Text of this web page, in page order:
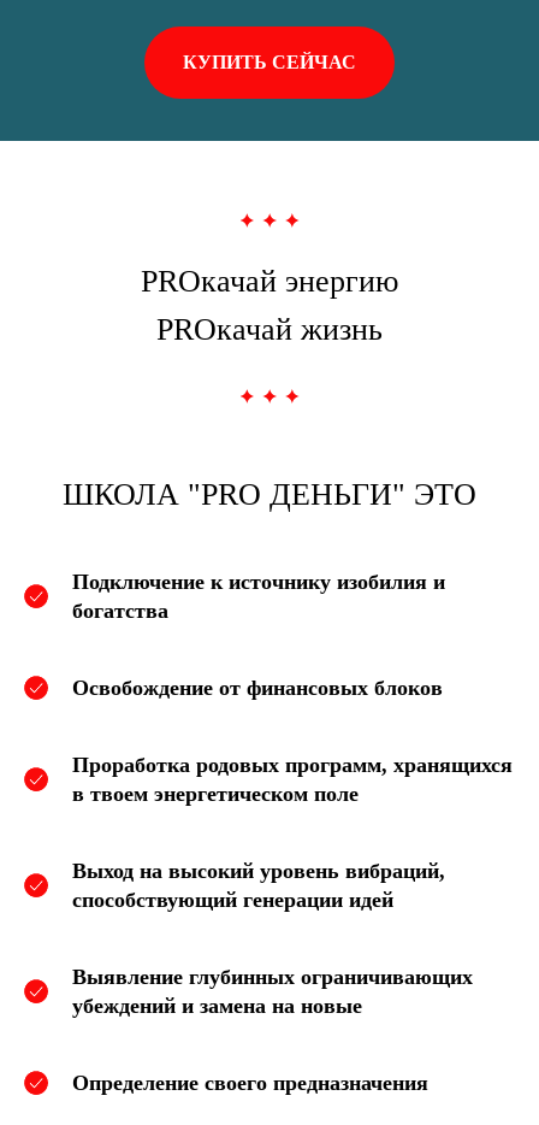
КУПИТЬ СЕЙЧАС
PROкачай энергию
PROкачай жизнь
ШКОЛА "PRO ДЕНЬГИ" ЭТО
Подключение к источнику изобилия и
богатства
Освобождение от финансовых блоков
Проработка родовых программ, хранящихся
в твоем энергетическом поле
Выход на высокий уровень вибраций,
способствующий генерации идей
Выявление глубинных ограничивающих
убеждений и замена на новые
Определение своего предназначения